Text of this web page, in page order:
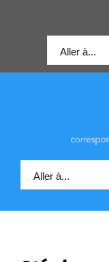
Aller à...
Aller à...